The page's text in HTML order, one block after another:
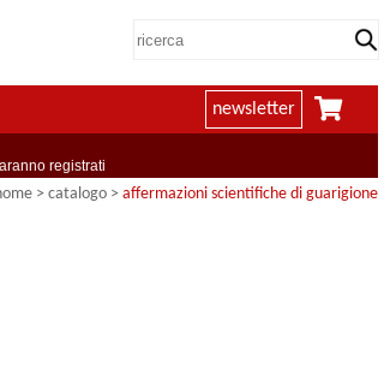
newsletter
registrati
> catalogo > affermazioni scientifiche di guarigione